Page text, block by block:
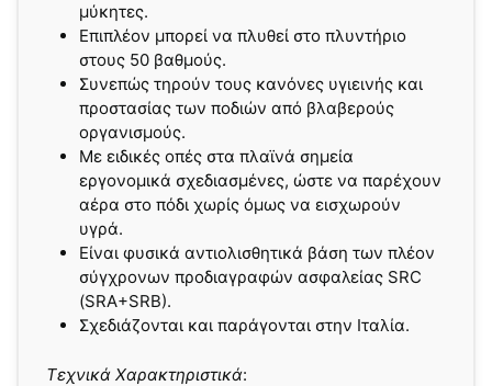
μύκητες.
Επιπλέον μπορεί να πλυθεί στο πλυντήριο
στους 50 βαθμούς.
Συνεπώς τηρούν τους κανόνες υγιεινής και
προστασίας των ποδιών από βλαβερούς
οργανισμούς.
Με ειδικές οπές στα πλαϊνά σημεία
εργονομικά σχεδιασμένες, ώστε να παρέχουν
αέρα στο πόδι χωρίς όμως να εισχωρούν
υγρά.
Είναι φυσικά αντιολισθητικά βάση των πλέον
σύγχρονων προδιαγραφών ασφαλείας SRC
(SRA+SRB).
Σχεδιάζονται και παράγονται στην Ιταλία.
Τεχνικά Χαρακτηριστικά: